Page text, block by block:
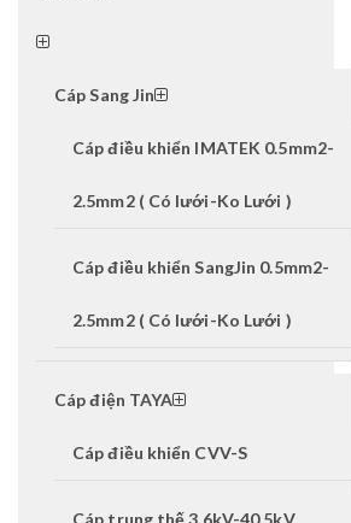
Cáp Sang Jin
Cáp điều khiển IMATEK 0.5mm2-
2.5mm2 ( Có lưới-Ko Lưới )
Cáp điều khiển SangJin 0.5mm2-
2.5mm2 ( Có lưới-Ko Lưới )
Cáp điện TAYA
Cáp điều khiển CVV-S
Cáp trung thế 3,6kV-40.5kV